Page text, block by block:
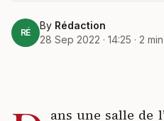
RÉ
By Rédaction
28 Sep 2022 · 14:25 · 2
ans une salle de